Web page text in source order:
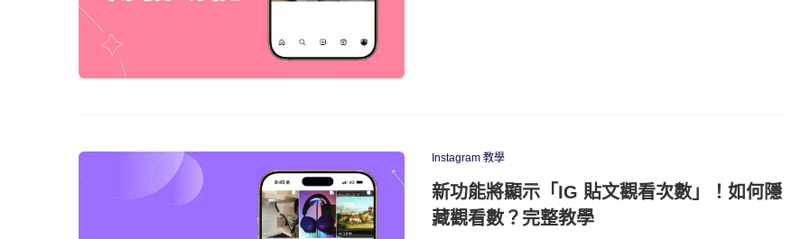
Instagram 教學
新功能將顯示「IG 貼文觀看次數」！如何隱
藏觀看數？完整教學